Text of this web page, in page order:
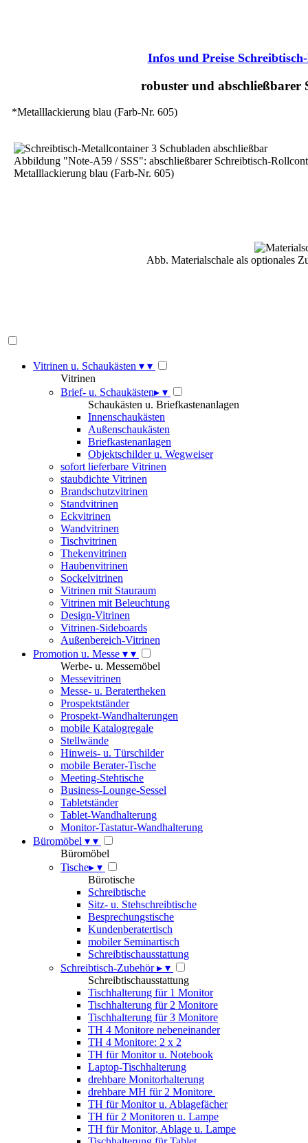
Infos und Preise
robuster und abschließbarer
*Metalllackierung blau (Farb-Nr. 605)
Abbildung "Note-A59 / SSS": abschließbarer Schreibtisch-
Metalllackierung blau (Farb-Nr. 605)
Abb. Materialschale als optionales
Vitrinen u. Schaukästen ▾ ▾
Vitrinen
Brief- u. Schaukästen▸ ▾
Schaukästen u. Briefkastenanlagen
Innenschaukästen
Außenschaukästen
Briefkastenanlagen
Objektschilder u. Wegweiser
sofort lieferbare Vitrinen
staubdichte Vitrinen
Brandschutzvitrinen
Standvitrinen
Eckvitrinen
Wandvitrinen
Tischvitrinen
Thekenvitrinen
Haubenvitrinen
Sockelvitrinen
Vitrinen mit Stauraum
Vitrinen mit Beleuchtung
Design-Vitrinen
Vitrinen-Sideboards
Außenbereich-Vitrinen
Promotion u. Messe ▾ ▾
Werbe- u. Messemöbel
Messevitrinen
Messe- u. Beratertheken
Prospektständer
Prospekt-Wandhalterungen
mobile Katalogregale
Stellwände
Hinweis- u. Türschilder
mobile Berater-Tische
Meeting-Stehtische
Business-Lounge-Sessel
Tabletständer
Tablet-Wandhalterung
Monitor-Tastatur-Wandhalterung
Büromöbel ▾ ▾
Büromöbel
Tische▸ ▾
Bürotische
Schreibtische
Sitz- u. Stehschreibtische
Besprechungstische
Kundenberatertisch
mobiler Seminartisch
Schreibtischausstattung
Schreibtisch-Zubehör▸ ▾
Schreibtischausstattung
Tischhalterung für 1 Monitor
Tischhalterung für 2 Monitore
Tischhalterung für 3 Monitore
TH 4 Monitore nebeneinander
TH 4 Monitore: 2 x 2
TH für Monitor u. Notebook
Laptop-Tischhalterung
drehbare Monitorhalterung
drehbare MH für 2 Monitore
TH für Monitor u. Ablagefächer
TH für 2 Monitoren u. Lampe
TH für Monitor, Ablage u. Lampe